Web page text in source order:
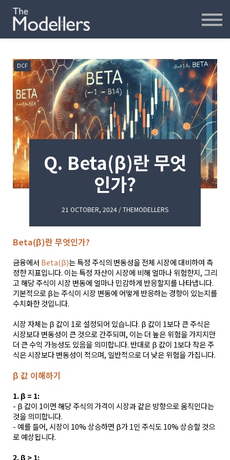
파워포인트
오프라인
연습모델
문의하기
DCF
Q. Beta(β)란 무엇
인가?
21 OCTOBER, 2024 / THEMODELLERS
Beta(β)란 무엇인가?
금융에서 Beta(β)는 특정 주식의 변동성을 전체 시장에 대비하여 측
정한 지표입니다. 이는 특정 자산이 시장에 비해 얼마나 위험한지, 그리
고 해당 주식이 시장 변동에 얼마나 민감하게 반응할지를 나타냅니다.
기본적으로 β는 주식이 시장 변동에 어떻게 반응하는 경향이 있는지를
수치화한 것입니다.
시장 자체는 β 값이 1로 설정되어 있습니다. β 값이 1보다 큰 주식은
시장보다 변동성이 큰 것으로 간주되며, 이는 더 높은 위험을 가지지만
더 큰 수익 가능성도 있음을 의미합니다. 반대로 β 값이 1보다 작은 주
식은 시장보다 변동성이 적으며, 일반적으로 더 낮은 위험을 가집니다.
β 값 이해하기
1. β = 1:
- β 값이 1이면 해당 주식의 가격이 시장과 같은 방향으로 움직인다는
것을 의미합니다.
- 예를 들어, 시장이 10% 상승하면 β가 1인 주식도 10% 상승할 것으
로 예상됩니다.
2. β > 1: